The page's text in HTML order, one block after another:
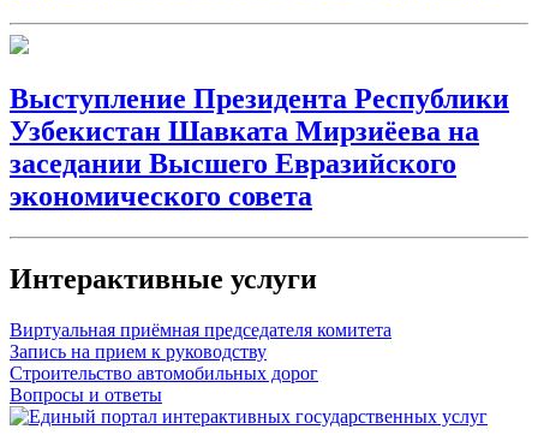
Выступление Президента Республики
Узбекистан Шавката Мирзиёева на
заседании Высшего Евразийского
экономического совета
Интерактивные услуги
Виртуальная приёмная председателя комитета
Запись на прием к руководству
Строительство автомобильных дорог
Вопросы и ответы